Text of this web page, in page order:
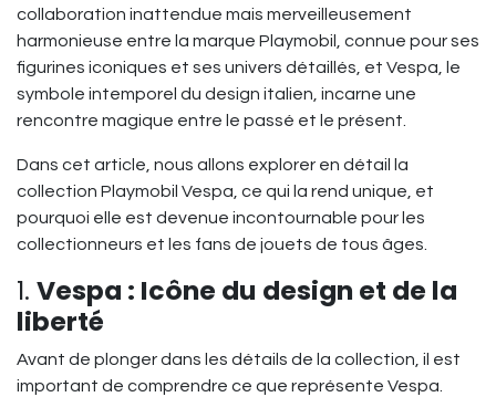
collaboration inattendue mais merveilleusement
harmonieuse entre la marque Playmobil, connue pour ses
figurines iconiques et ses univers détaillés, et Vespa, le
symbole intemporel du design italien, incarne une
rencontre magique entre le passé et le présent.
Dans cet article, nous allons explorer en détail la
collection Playmobil Vespa, ce qui la rend unique, et
pourquoi elle est devenue incontournable pour les
collectionneurs et les fans de jouets de tous âges.
1. Vespa : Icône du design et de la
liberté
Avant de plonger dans les détails de la collection, il est
important de comprendre ce que représente Vespa.